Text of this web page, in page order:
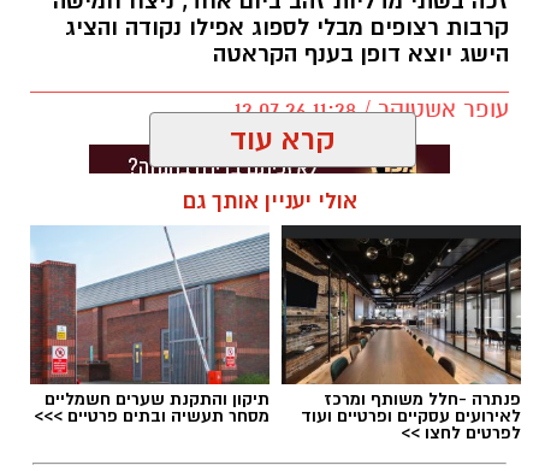
בישראל.
בשבועיים האחרונים הוסיף לרשימת הישגיו שני
תארים משמעותיים: אלוף ישראל בזריקת דיסקוס
וסגן אלוף המכבייה באותו הענף.
קרבות רצופים מבלי לספוג אפילו נקודה והציג
הישג יוצא דופן בענף הקראטה
עופר אשטוקר / 11:28 12.07.26
תגים:אנדריי קירנוסוב מקיף רמות בת ים
קרא עוד
אולי יעניין אותך גם
פנתרה -חלל משותף ומרכז
לאירועים עסקיים ופרטיים ועוד
לפרטים לחצו >>
תיקון והתקנת שערים חשמליים
מסחר תעשיה ובתים פרטיים >>>